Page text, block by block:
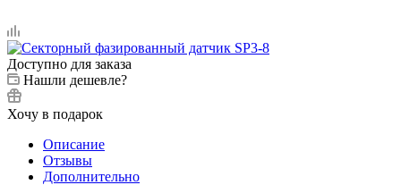
Доступно для заказа
Нашли дешевле?
Хочу в подарок
Описание
Отзывы
Дополнительно